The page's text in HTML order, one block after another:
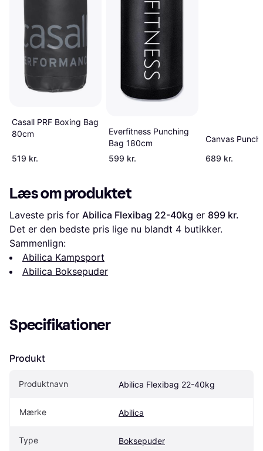
Casall PRF Boxing Bag
80cm
519 kr.
Everfitness Punching
Bag 180cm
599 kr.
Canvas
689 kr.
Læs om produktet
Laveste pris for Abilica Flexibag 22-40kg er 899 kr.
Det er den bedste pris lige nu blandt 4 butikker.
Sammenlign:
Abilica Kampsport
Abilica Boksepuder
Specifikationer
Produkt
Produktnavn Abilica Flexibag 22-40kg
Mærke Abilica
Type Boksepuder